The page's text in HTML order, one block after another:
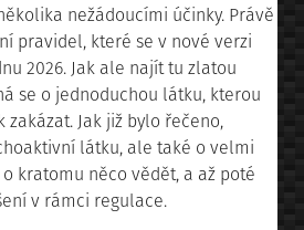
nežádoucími účinky. Právě
pravidel, které se v nové verzi
2026. Jak ale najít tu zlatou
se o jednoduchou látku, kterou
zakázat. Jak již bylo řečeno,
látku, ale také o velmi
kratomu něco vědět, a až poté
v rámci regulace.